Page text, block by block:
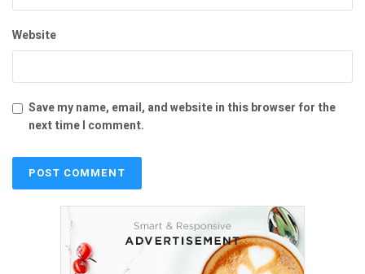
Website
Save my name, email, and website in this browser for the
next time I comment.